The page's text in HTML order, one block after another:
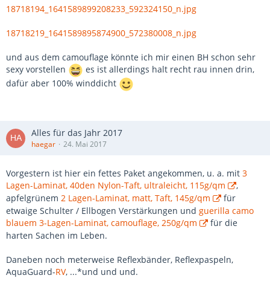
18718194_1641589899208233_592324150_n.jpg
18718219_1641589895874900_572380008_n.jpg
und aus dem camouflage könnte ich mir einen BH schon sehr
sexy vorstellen
es ist allerdings halt recht rau innen drin,
dafür aber 100% winddicht
Alles für das Jahr 2017
haegar 24. Mai 2017
Vorgestern ist hier ein fettes Paket angekommen, u. a. mit 3
Lagen-Laminat, 40den Nylon-Taft, ultraleicht, 115g/qm
,
apfelgrünem 2 Lagen-Laminat, matt, Taft, 145g/qm
für
etwaige Schulter / Ellbogen Verstärkungen und guerilla camo
blauem 3-Lagen-Laminat, camouflage, 250g/qm
für die
harten Sachen im Leben.
Daneben noch meterweise Reflexbänder, Reflexpaspeln,
AquaGuard-RV, ...*und und und.